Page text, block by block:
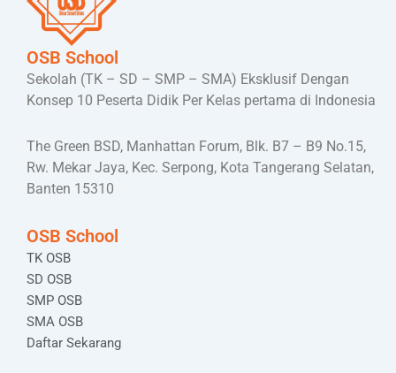
OSB School
Sekolah (TK – SD – SMP – SMA) Eksklusif Dengan
Konsep 10 Peserta Didik Per Kelas pertama di Indonesia
The Green BSD, Manhattan Forum, Blk. B7 – B9 No.15,
Rw. Mekar Jaya, Kec. Serpong, Kota Tangerang Selatan,
Banten 15310
OSB School
TK OSB
SD OSB
SMP OSB
SMA OSB
Daftar Sekarang